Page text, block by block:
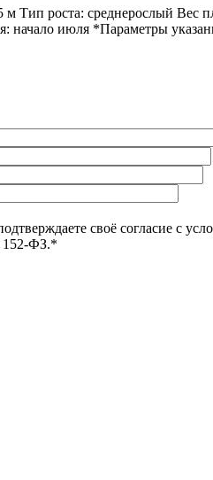
Тип роста: среднерослый Вес
начало июля *Параметры
своё согласие с
152-ФЗ.*